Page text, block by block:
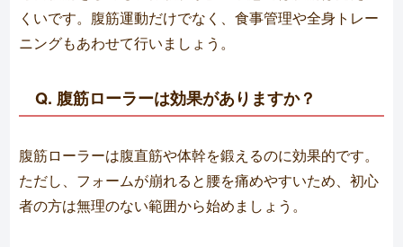
くいです。腹筋運動だけでなく、食事管理や全身トレー
ニングもあわせて行いましょう。
Q. 腹筋ローラーは効果がありますか？
腹筋ローラーは腹直筋や体幹を鍛えるのに効果的です。
ただし、フォームが崩れると腰を痛めやすいため、初心
者の方は無理のない範囲から始めましょう。